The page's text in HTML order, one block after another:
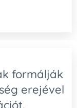
formálják
erejével